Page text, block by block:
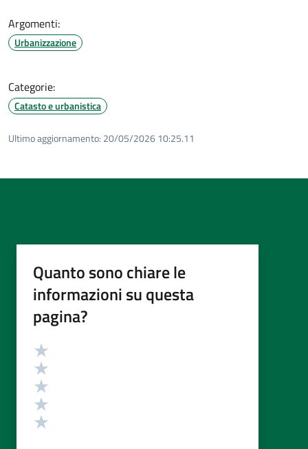
Argomenti:
Urbanizzazione
Categorie:
Catasto e urbanistica
Ultimo aggiornamento: 20/05/2026 10:25.11
Quanto sono chiare le
informazioni su questa
pagina?
Valutazione